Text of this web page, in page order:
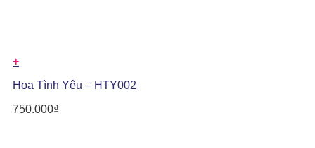
+
Hoa Tình Yêu – HTY002
750.000₫